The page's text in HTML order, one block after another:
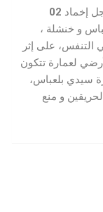
إخماد 02
و خنشلة ،
شخص بضيق في التنفس، على إثر
لعمارة تتكون
و دائرة سيدي بلعباس،
و منع